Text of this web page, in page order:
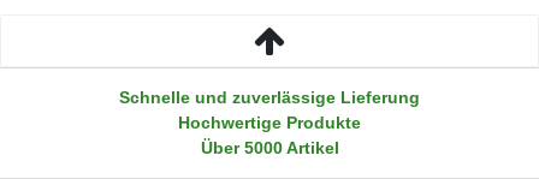
Schnelle und zuverlässige Lieferung
Hochwertige Produkte
Über 5000 Artikel